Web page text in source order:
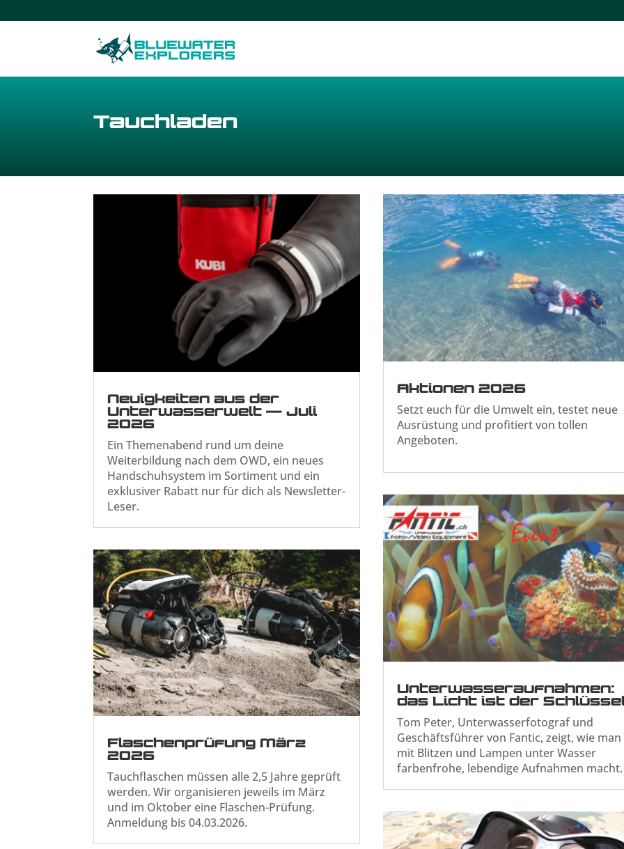
Tauchladen
Neuigkeiten aus der
Unterwasserwelt — Juli
2026
Ein Themenabend rund um deine
Weiterbildung nach dem OWD, ein neues
Handschuhsystem im Sortiment und ein
exklusiver Rabatt nur für dich als Newsletter-
Leser.
Flaschenprüfung März
2026
Tauchflaschen müssen alle 2,5 Jahre geprüft
werden. Wir organisieren jeweils im März
und im Oktober eine Flaschen-Prüfung.
Anmeldung bis 04.03.2026.
Aktionen 2026
Setzt euch für die Umwelt ein, testet neue
Ausrüstung und profitiert von tollen
Angeboten.
Unterwasseraufnahmen:
das Licht ist der
Tom Peter, Unterwasserfotograf und
Geschäftsführer von Fantic, zeigt, wie man
mit Blitzen und Lampen unter Wasser
farbenfrohe, lebendige Aufnahmen macht.